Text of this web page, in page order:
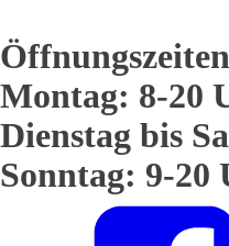
Öffnungszeiten
Montag: 8-20
Dienstag bis
Sonntag: 9-20